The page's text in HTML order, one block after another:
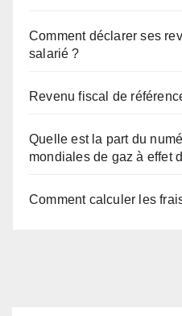
Comment déclarer ses
salarié ?
Revenu fiscal de
Quelle est la part du
mondiales de gaz à effet
Comment calculer les